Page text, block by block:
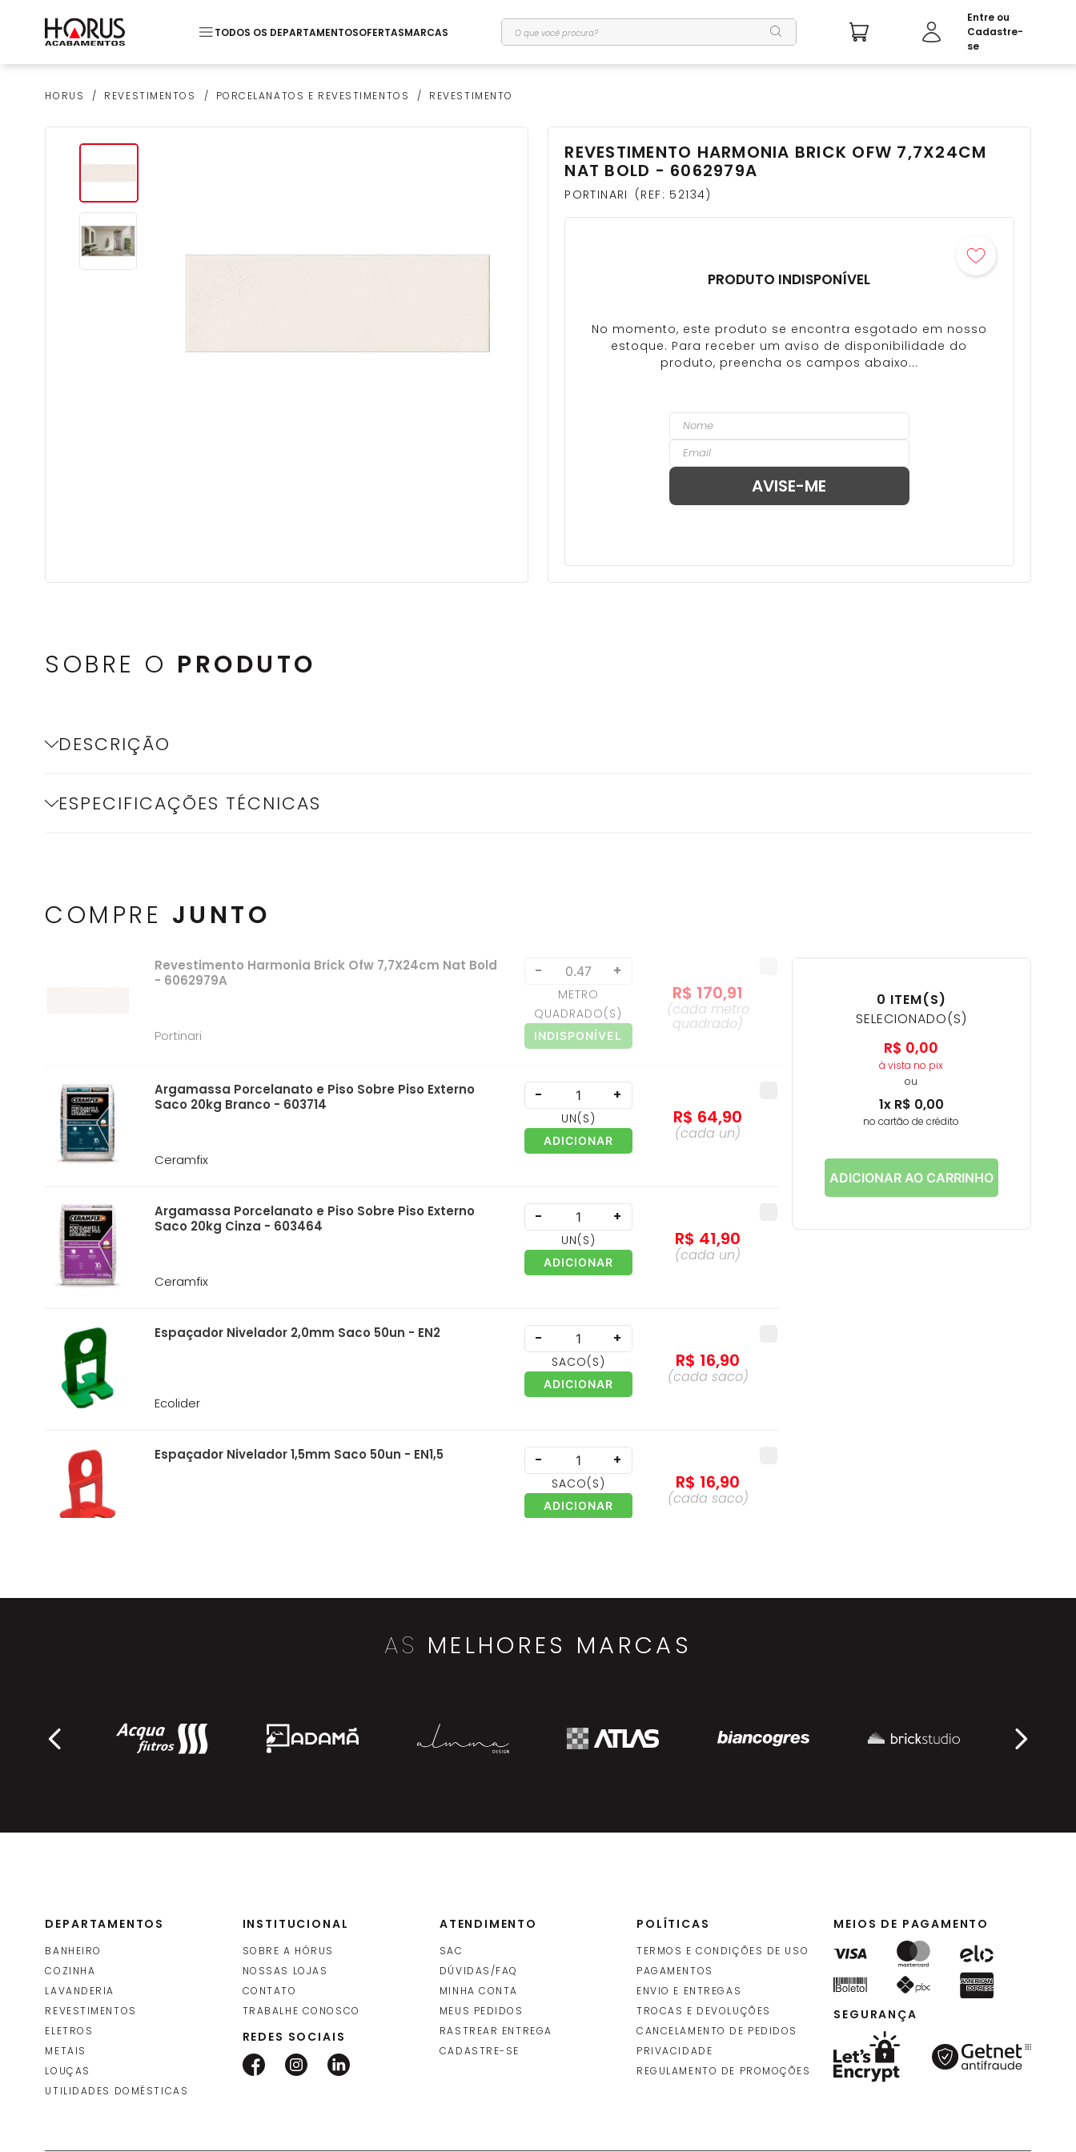
TODOS OS DEPARTAMENTOSOFERTASMARCAS O que você procura?
HORUS REVESTIMENTOS PORCELANATOS E REVESTIMENTOS REVESTIMENTO
REVESTIMENTO HARMONIA BRICK OFW 7,7X24CM
NAT BOLD - 6062979A
PORTINARI REF: 52134
PRODUTO INDISPONÍVEL
SOBRE O PRODUTO
DESCRIÇÃO
ESPECIFICAÇÕES TÉCNICAS
COMPRE JUNTO
Revestimento Harmonia Brick Ofw 7,7X24cm Nat Bold
- 6062979A
Portinari
- +
METRO
QUADRADO(S)
INDISPONÍVEL
R$ 170,91
(cada metro
quadrado)
Argamassa Porcelanato e Piso Sobre Piso Externo
Saco 20kg Branco - 603714
Ceramfix
- +
UN(S)
ADICIONAR
R$ 64,90
(cada un)
Argamassa Porcelanato e Piso Sobre Piso Externo
Saco 20kg Cinza - 603464
Ceramfix
- +
UN(S)
ADICIONAR
R$ 41,90
(cada un)
Espaçador Nivelador 2,0mm Saco 50un - EN2
Ecolider
- +
SACO(S)
ADICIONAR
R$ 16,90
(cada saco)
Espaçador Nivelador 1,5mm Saco 50un - EN1,5 - +
SACO(S)
ADICIONAR
R$ 16,90
(cada saco)
R$15,90
embalagem
UNIDADE (S)
ADICIONAR
138, 90
(cada unidade)
0 ITEM(S)
SELECIONADO(S)
R$ 0,00
à vista no pix
ou
1x R$ 0,00
no cartão de crédito
ADICIONAR AO CARRINHO
AS MELHORES MARCAS
DEPARTAMENTOS
BANHEIRO
COZINHA
LAVANDERIA
REVESTIMENTOS
ELETROS
METAIS
LOUÇAS
UTILIDADES DOMÉSTICAS
INSTITUCIONAL
SOBRE A HÓRUS
NOSSAS LOJAS
CONTATO
TRABALHE CONOSCO
REDES SOCIAIS
ATENDIMENTO
SAC
DÚVIDAS/FAQ
MINHA CONTA
MEUS PEDIDOS
RASTREAR ENTREGA
CADASTRE-SE
POLÍTICAS
TERMOS E CONDIÇÕES DE USO
PAGAMENTOS
ENVIO E ENTREGAS
TROCAS E DEVOLUÇÕES
CANCELAMENTO DE PEDIDOS
PRIVACIDADE
REGULAMENTO DE PROMOÇÕES
MEIOS DE PAGAMENTO
SEGURANÇA